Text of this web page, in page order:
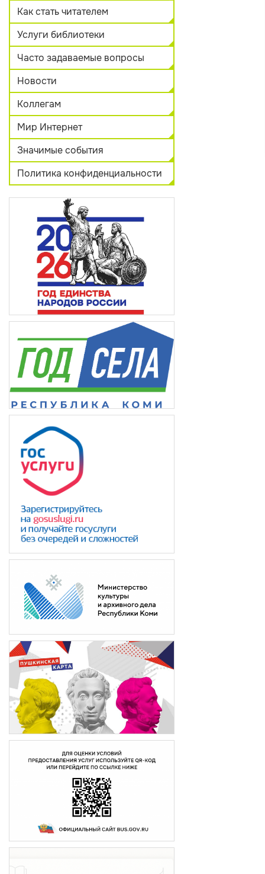
Как стать читателем
Услуги библиотеки
Часто задаваемые вопросы
Новости
Коллегам
Мир Интернет
Значимые события
Политика конфиденциальности